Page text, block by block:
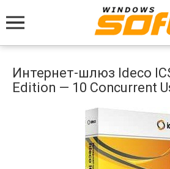
Меню
Интернет-шлюз Ideco
Edition — 10 Concurrent